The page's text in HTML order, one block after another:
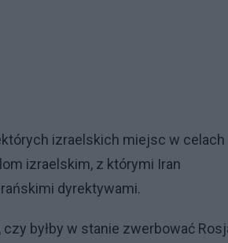
izraelskich miejsc w celach
izraelskim, z którymi Iran
dyrektywami.
byłby w stanie zwerbować